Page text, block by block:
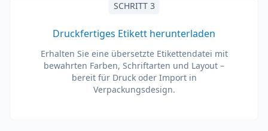
SCHRITT 3
Druckfertiges Etikett herunterladen
Erhalten Sie eine übersetzte Etikettendatei mit
bewahrten Farben, Schriftarten und Layout –
bereit für Druck oder Import in
Verpackungsdesign.